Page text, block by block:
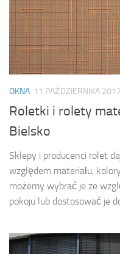
OKNA 11 PAŹDZIERNIKA 2017
Roletki i rolety
Bielsko
Sklepy i producenci rolet
względem materiału,
możemy wybrać je ze
pokoju lub dostosować je